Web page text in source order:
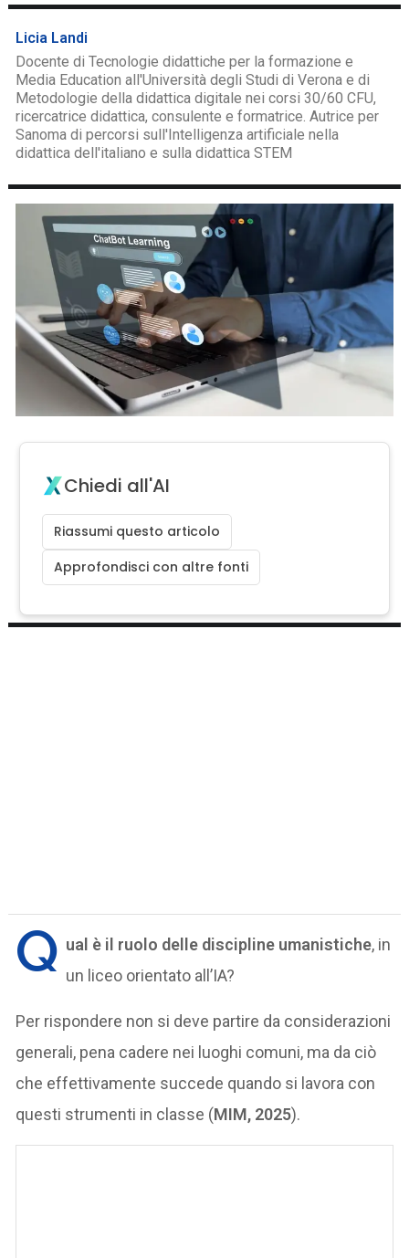
Licia Landi
Docente di Tecnologie didattiche per la formazione e
Media Education all'Università degli Studi di Verona e di
Metodologie della didattica digitale nei corsi 30/60 CFU,
ricercatrice didattica, consulente e formatrice. Autrice per
Sanoma di percorsi sull'Intelligenza artificiale nella
didattica dell'italiano e sulla didattica STEM
Chiedi all'AI
Riassumi questo articolo
Approfondisci con altre fonti
Q ual è il ruolo delle discipline umanistiche, in
un liceo orientato all’IA?
Per rispondere non si deve partire da considerazioni
generali, pena cadere nei luoghi comuni, ma da ciò
che effettivamente succede quando si lavora con
questi strumenti in classe (MIM, 2025).